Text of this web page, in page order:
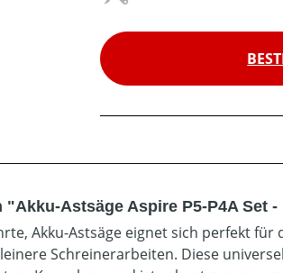
Astsäge Aspire P5-P4A Set
Akku-Astsäge eignet sich perfekt für
Schreinerarbeiten. Diese